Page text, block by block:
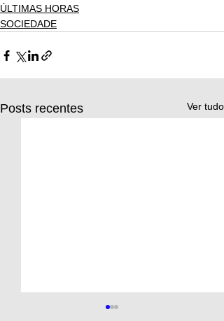
ÚLTIMAS HORAS
SOCIEDADE
Posts recentes Ver tudo